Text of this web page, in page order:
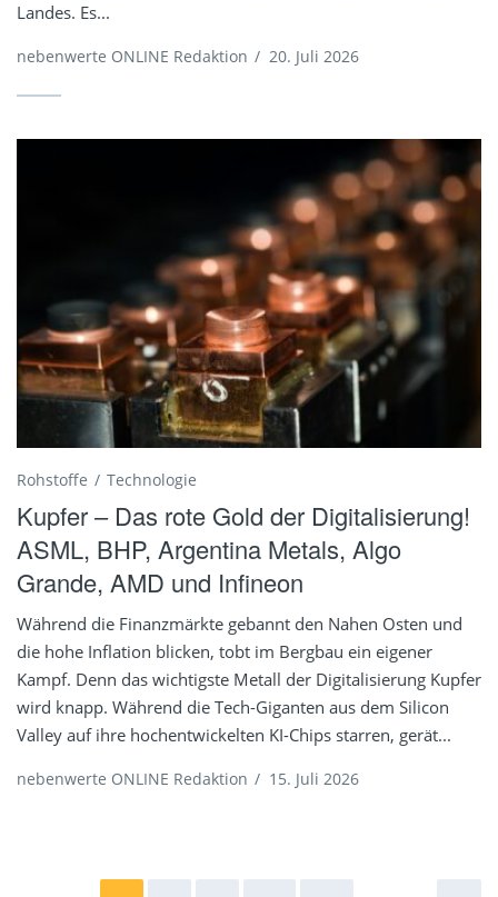
Landes. Es...
nebenwerte ONLINE Redaktion / 20. Juli 2026
Rohstoffe Technologie
Kupfer – Das rote Gold der Digitalisierung!
ASML, BHP, Argentina Metals, Algo
Grande, AMD und Infineon
Während die Finanzmärkte gebannt den Nahen Osten und
die hohe Inflation blicken, tobt im Bergbau ein eigener
Kampf. Denn das wichtigste Metall der Digitalisierung Kupfer
wird knapp. Während die Tech-Giganten aus dem Silicon
Valley auf ihre hochentwickelten KI-Chips starren, gerät...
nebenwerte ONLINE Redaktion / 15. Juli 2026